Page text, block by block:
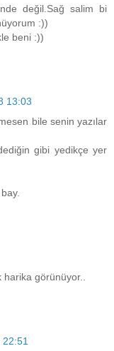
değil.Sağ salim bi
:))
beni :))
13:03
bile senin yazılar
gibi yedikçe yer
görünüyor..